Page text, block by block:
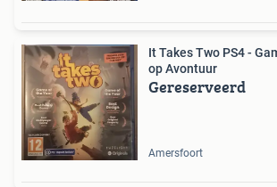
It Takes Two PS4 -
op Avontuur
Gereserveerd
Amersfoort